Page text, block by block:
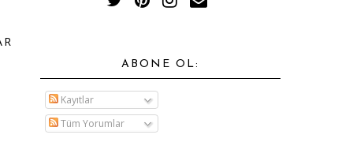
ABONE OL:
Kayıtlar
Tüm Yorumlar